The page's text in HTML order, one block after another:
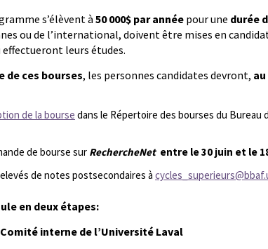
s’élèvent à 50 000$ par année pour une durée
ou de l’international, doivent être mises en
leurs études.
de ces bourses, les personnes candidates devront,
de la bourse dans le Répertoire des bourses du Bureau
de bourse sur RechercheNet entre le 30 juin et le
de notes postsecondaires à
en deux étapes:
interne de l’Université Laval